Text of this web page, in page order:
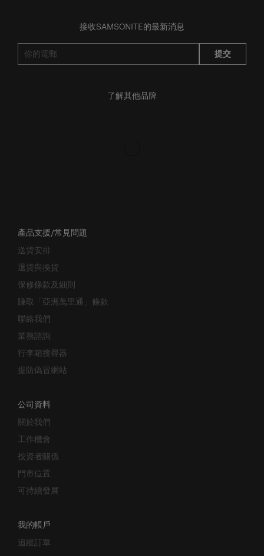
提交
送貨安排
退貨與換貨
保修條款及細則
賺取「亞洲萬里通」條款
聯絡我們
業務諮詢
行李箱搜尋器
關於我們
工作機會
投資者關係
門市位置